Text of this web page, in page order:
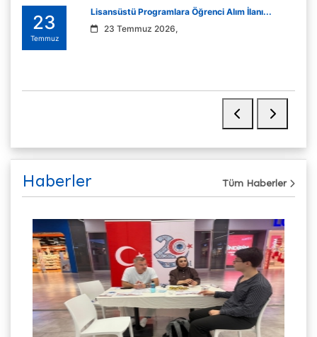
23
Temmuz
Lisansüstü Programlara Öğrenci Alım İlanı...
23 Temmuz 2026,
Haberler Tüm Haberler